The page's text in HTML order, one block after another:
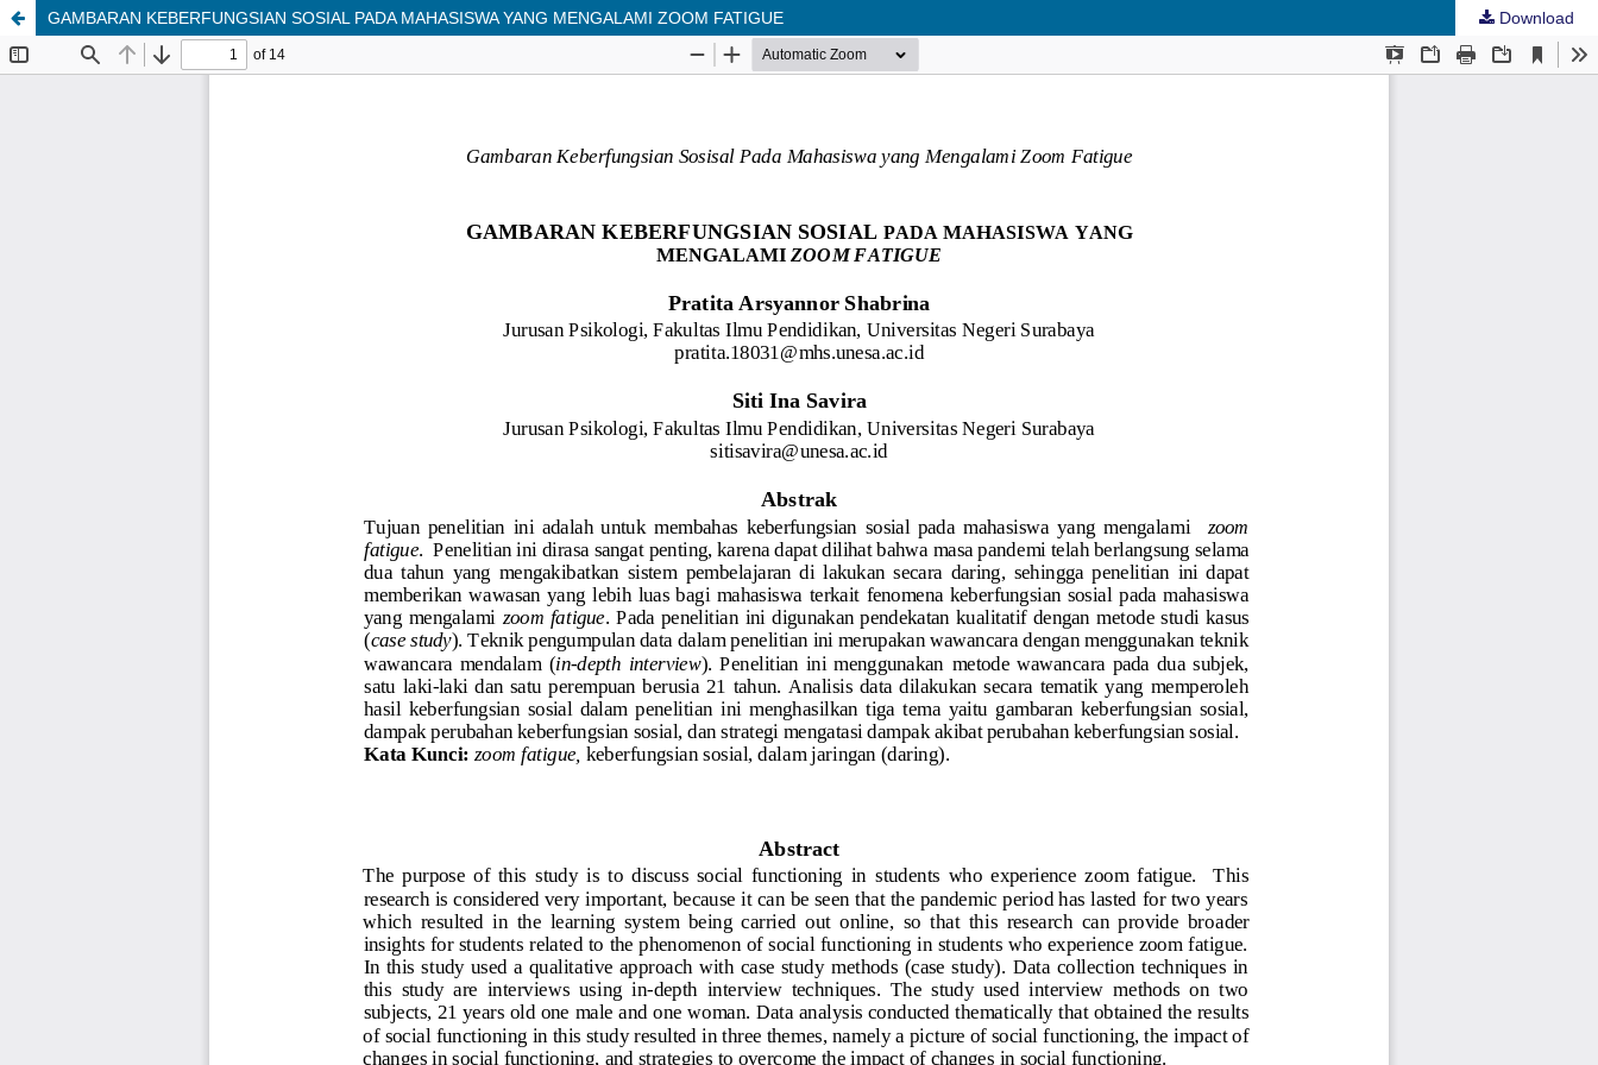
GAMBARAN KEBERFUNGSIAN SOSIAL PADA MAHASISWA YANG MENGALAMI ZOOM FATIGUE Download